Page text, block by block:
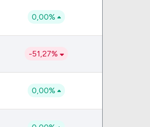
0,00%
-51,27%
0,00%